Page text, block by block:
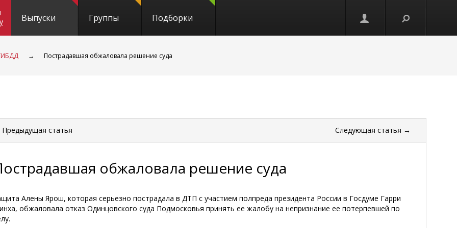
Выпуски Группы Подборки
→ Пострадавшая обжаловала решение суда
статья Следующая статья →
обжаловала решение суда
Алены Ярош, которая серьезно пострадала в ДТП с участием полпреда президента России в Госдуме Гарри
обжаловала отказ Одинцовского суда Подмосковья принять ее жалобу на непризнание ее потерпевшей по